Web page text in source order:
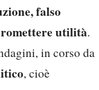
falso
utilità.
in corso da
, cioè